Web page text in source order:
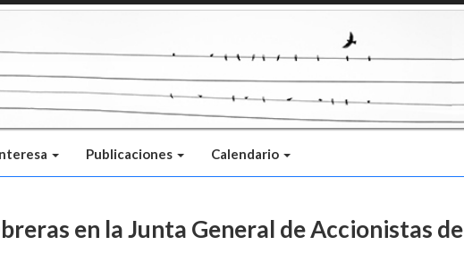
Publicaciones Calendario
en la Junta General de Accionistas de